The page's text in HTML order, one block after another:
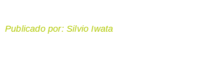
Publicado por: Silvio Iwata